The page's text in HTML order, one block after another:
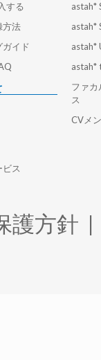
する
方法
イド
ス
astah*
astah*
astah*
astah*
ファカ
ス
CVメ
護方針